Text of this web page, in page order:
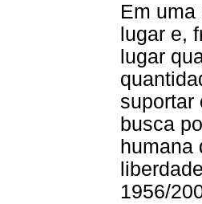
Em
lugar e,
lugar
suportar
busca
humana
1956/